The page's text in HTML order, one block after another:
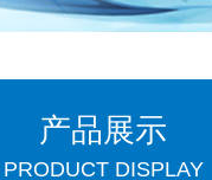
产品展示
PRODUCT DISPLAY